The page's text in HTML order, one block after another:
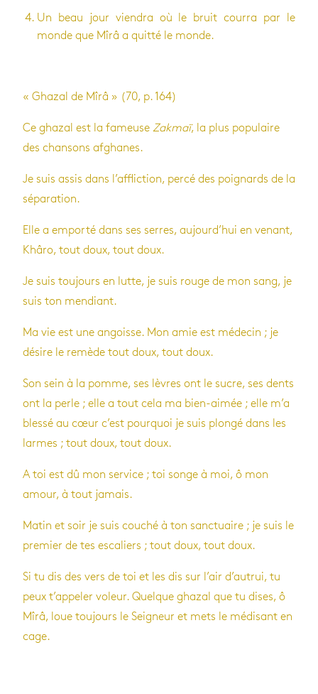
Un beau jour vien­dra où le bruit courra par le
monde que Mîrâ a quitté le monde.
« Gha­zal de Mîrâ » (70, p. 164)
Ce gha­zal est la fameuse Zak­maï, la plus popu­laire
des chan­sons afghanes.
Je suis assis dans l’af­flic­tion, percé des poi­gnards de la
sépa­ra­tion.
Elle a emporté dans ses serres, aujour­d’hui en venant,
Khâro, tout doux, tout doux.
Je suis tou­jours en lutte, je suis rouge de mon sang, je
suis ton men­diant.
Ma vie est une angoisse. Mon amie est méde­cin ; je
désire le remède tout doux, tout doux.
Son sein à la pomme, ses lèvres ont le sucre, ses dents
ont la perle ; elle a tout cela ma bien-aimée ; elle m’a
blessé au cœur c’est pour­quoi je suis plongé dans les
larmes ; tout doux, tout doux.
A toi est dû mon ser­vice ; toi songe à moi, ô mon
amour, à tout jamais.
Matin et soir je suis cou­ché à ton sanc­tuaire ; je suis le
pre­mier de tes esca­liers ; tout doux, tout doux.
Si tu dis des vers de toi et les dis sur l’air d’au­trui, tu
peux t’ap­pe­ler voleur. Quelque gha­zal que tu dises, ô
Mîrâ, loue tou­jours le Sei­gneur et mets le médi­sant en
cage.